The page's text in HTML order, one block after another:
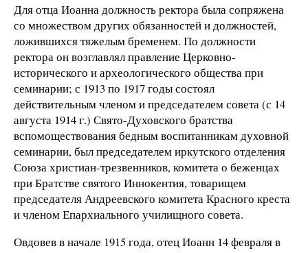
Для отца Иоанна должность ректора была сопряжена
со множеством других обязанностей и должностей,
ложившихся тяжелым бременем. По должности
ректора он возглавлял правление Церковно-
исторического и археологического общества при
семинарии; с 1913 по 1917 годы состоял
действительным членом и председателем совета (с 14
августа 1914 г.) Свято-Духовского братства
вспомоществования бедным воспитанникам духовной
семинарии, был председателем иркутского отделения
Союза христиан-трезвенников, комитета о беженцах
при Братстве святого Иннокентия, товарищем
председателя Андреевского комитета Красного креста
и членом Епархиального училищного совета.
Овдовев в начале 1915 года, отец Иоанн 14 февраля в